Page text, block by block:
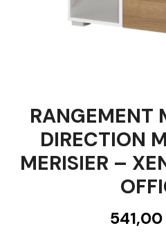
RANGEMENT
DIRECTION
MERISIER –
541,00